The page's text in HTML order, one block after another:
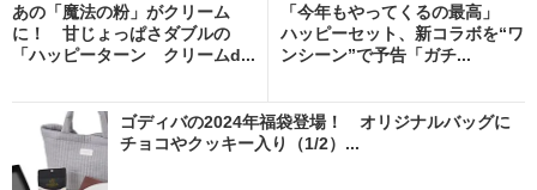
あの「魔法の粉」がクリーム
に！ 甘じょっぱさダブルの
「ハッピーターン クリームd...
「今年もやってくるの最高」
ハッピーセット、新コラボを“ワ
ンシーン”で予告「ガチ...
ゴディバの2024年福袋登場！ オリジナルバッグに
チョコやクッキー入り（1/2）...